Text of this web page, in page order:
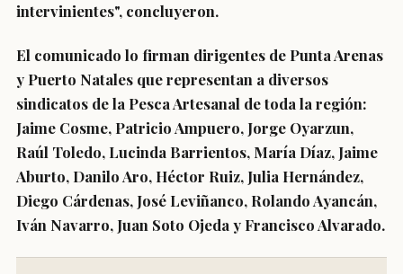
intervinientes", concluyeron.
El comunicado lo firman dirigentes de Punta Arenas
y Puerto Natales que representan a diversos
sindicatos de la Pesca Artesanal de toda la región:
Jaime Cosme, Patricio Ampuero, Jorge Oyarzun,
Raúl Toledo, Lucinda Barrientos, María Díaz, Jaime
Aburto, Danilo Aro, Héctor Ruiz, Julia Hernández,
Diego Cárdenas, José Leviñanco, Rolando Ayancán,
Iván Navarro, Juan Soto Ojeda y Francisco Alvarado.